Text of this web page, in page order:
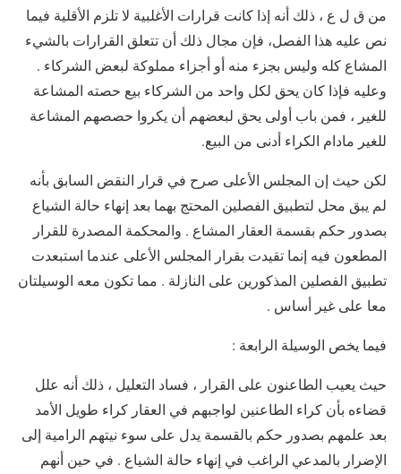
من ق ل ع ، ذلك أنه إذا كانت قرارات الأغلبية لا تلزم الأقلية فيما
نص عليه هذا الفصل، فإن مجال ذلك أن تتعلق القرارات بالشيء
المشاع كله وليس بجزء منه أو أجزاء مملوكة لبعض الشركاء .
وعليه فإذا كان يحق لكل واحد من الشركاء بيع حصته المشاعة
للغير ، فمن باب أولى يحق لبعضهم أن يكروا حصصهم المشاعة
للغير مادام الكراء أدنى من البيع.
لكن حيث إن المجلس الأعلى صرح في قرار النقض السابق بأنه
لم يبق محل لتطبيق الفصلين المحتج بهما بعد إنهاء حالة الشياع
بصدور حكم بقسمة العقار المشاع . والمحكمة المصدرة للقرار
المطعون فيه إنما تقيدت بقرار المجلس الأعلى عندما استبعدت
تطبيق الفصلين المذكورين على النازلة . مما تكون معه الوسيلتان
معا على غير أساس .
فيما يخص الوسيلة الرابعة :
حيث يعيب الطاعنون على القرار ، فساد التعليل ، ذلك أنه علل
قضاءه بأن كراء الطاعنين لواجبهم في العقار كراء طويل الأمد
بعد علمهم بصدور حكم بالقسمة يدل على سوء نيتهم الرامية إلى
الإضرار بالمدعي الراغب في إنهاء حالة الشياع . في حين أنهم